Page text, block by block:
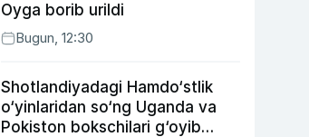
Oyga borib urildi
Bugun, 12:30
Shotlandiyadagi Hamdo‘stlik
o‘yinlaridan so‘ng Uganda va
Pokiston bokschilari g‘oyib